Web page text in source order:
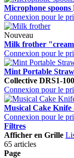
Microphone spoons
Connexion pour le
Nouveau
Milk frother
Connexion pour le
Mint Portable Straw
Collective DRS1-
Connexion pour le
Musical Cake Knife
Connexion pour le
Filtres
Afficher en Grille
65 articles
Page